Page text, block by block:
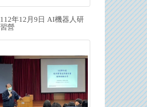
112年12月9日 AI機器人研
習營